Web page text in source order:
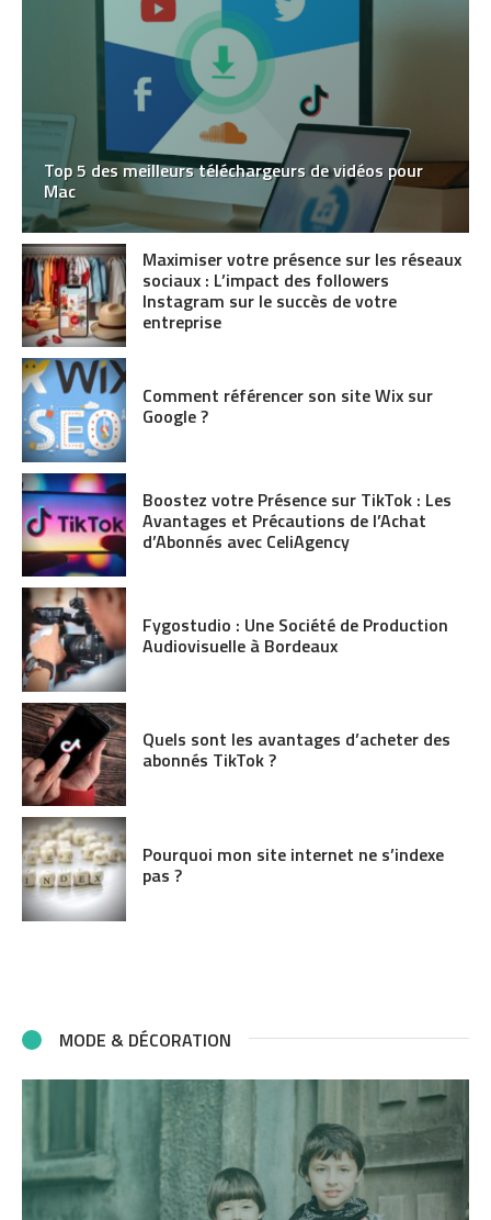
Top 5 des meilleurs téléchargeurs de vidéos pour
Mac
Maximiser votre présence sur les réseaux
sociaux : L’impact des followers
Instagram sur le succès de votre
entreprise
Comment référencer son site Wix sur
Google ?
Boostez votre Présence sur TikTok : Les
Avantages et Précautions de l’Achat
d’Abonnés avec CeliAgency
Fygostudio : Une Société de Production
Audiovisuelle à Bordeaux
Quels sont les avantages d’acheter des
abonnés TikTok ?
Pourquoi mon site internet ne s’indexe
pas ?
MODE & DÉCORATION